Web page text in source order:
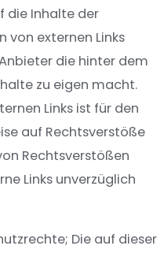
die Inhalte der
von externen Links
die hinter dem
zu eigen macht.
Links ist für den
auf Rechtsverstöße
Rechtsverstößen
Links unverzüglich
Die auf dieser